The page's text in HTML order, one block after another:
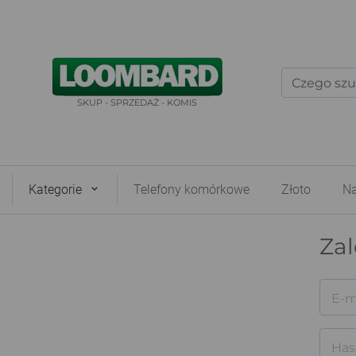
SKUP - SPRZEDAŻ - KOMIS
Kategorie Telefony komórkowe Złoto
E-